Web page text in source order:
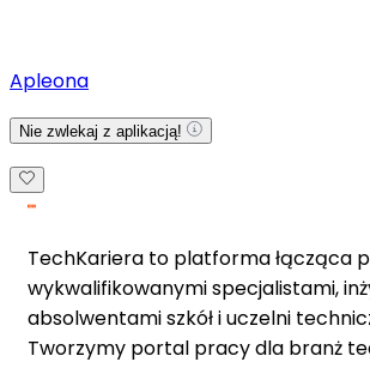
Apleona
Nie zwlekaj z aplikacją!
TechKariera to platforma łącząca
wykwalifikowanymi specjalistami,
absolwentami szkół i uczelni
Tworzymy portal pracy dla branż